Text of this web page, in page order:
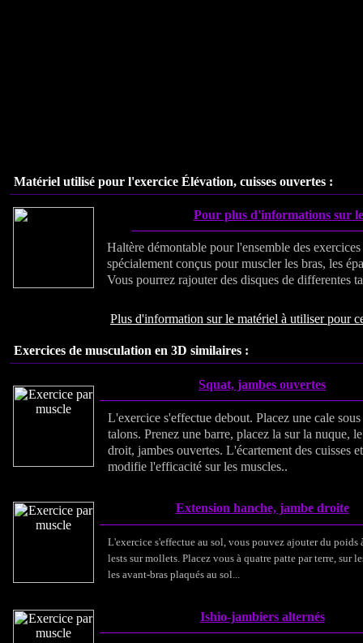
Matériel utilisé pour l'exercice Élévation, cuisses ouvertes :
Pour plus d'informations sur
Haltère démontable pour l'ensemble des
spécialement conçus pour muscler les bras, les
Vous pourrez rajouter des disques de differentes
Plus d'information sur le matériel à utiliser pour
Exercices de musculation en 3D similaires :
Squat, jambes ouvertes
L'exercice s'effectue debout. Placez une cale
talons. Prenez une barre, placez la sur la nuque,
droit, jambes ouvertes. L'écartement des cuisses
modifie l'efficacité sur les muscles..
Extension hanche, jambe droite
L'exercice s'effectue au sol, vous pouvez ajouter du poids
lests sur mollets. Placez vous à quatre patte par terre, sur
les avant-bras plaqués au sol...
Ishio-jambiers alternés